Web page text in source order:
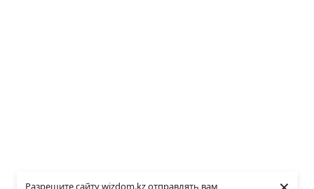
Разрешите сайту wizdom.kz отправлять вам